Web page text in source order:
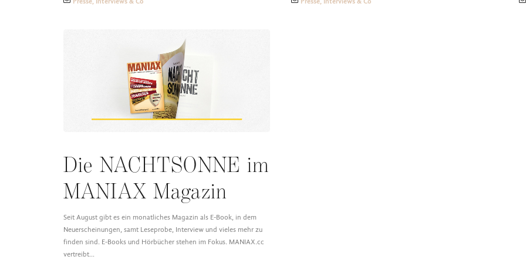
Die NACHTSONNE im
MANIAX Magazin
Seit August gibt es ein monatliches Magazin als E-Book, in dem
Neuerscheinungen, samt Leseprobe, Interview und vieles mehr zu
finden sind. E-Books und Hörbücher stehen im Fokus. MANIAX.cc
vertreibt…